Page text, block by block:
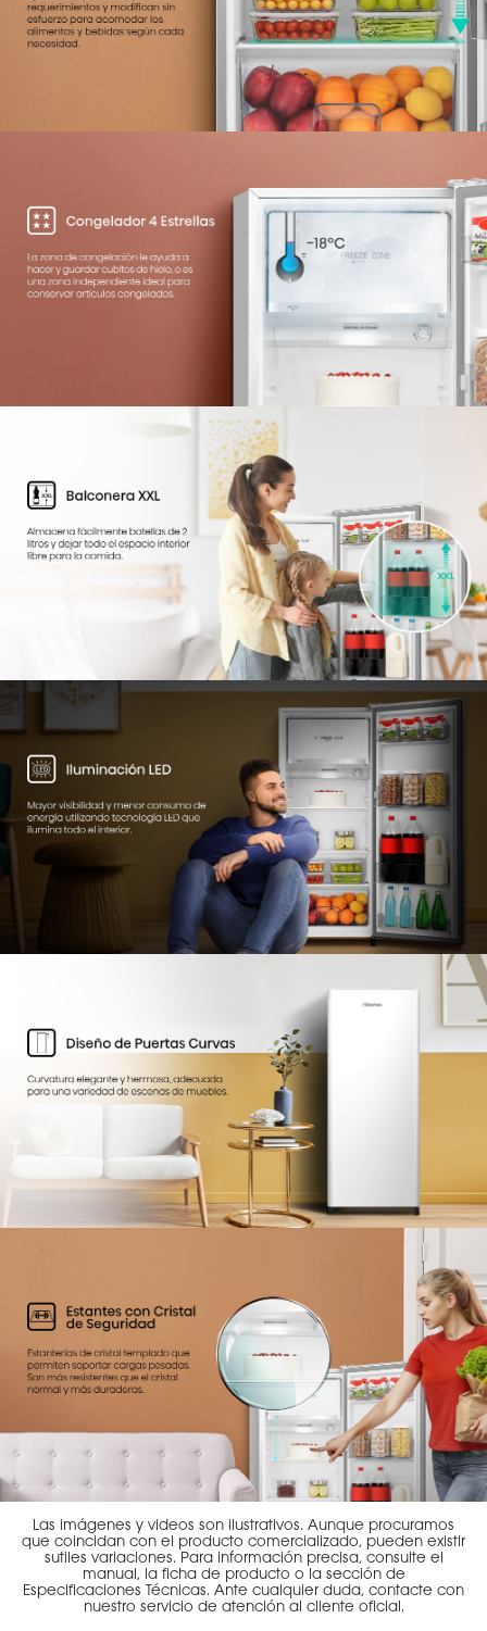
Las imágenes y videos son ilustrativos. Aunque procuramos
que coincidan con el producto comercializado, pueden existir
sutiles variaciones. Para información precisa, consulte el
manual, la ficha de producto o la sección de
Especificaciones Técnicas. Ante cualquier duda, contacte con
nuestro servicio de atención al cliente oficial.